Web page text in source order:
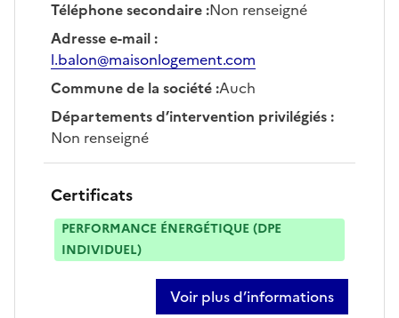
Téléphone secondaire:Non renseigné
Adresse e-mail:
l.balon@maisonlogement.com
Commune de la société:Auch
Départements d’intervention privilégiés:
Non renseigné
Certificats
PERFORMANCE ÉNERGÉTIQUE (DPE
INDIVIDUEL)
Voir plus d’informations
sur lionel balon